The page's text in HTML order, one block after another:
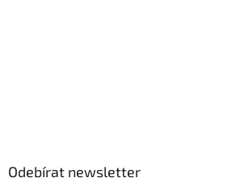
Odebírat newsletter